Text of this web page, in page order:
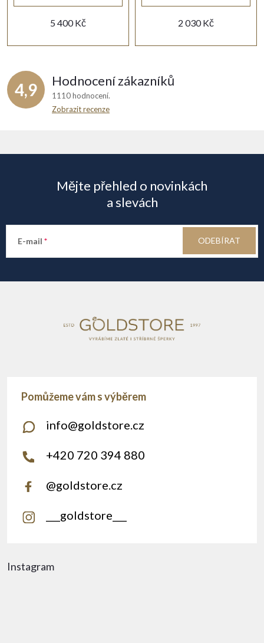
5 400 Kč 2 030 Kč
4,9 Hodnocení zákazníků
1110 hodnocení
Zobrazit recenze
a
t
Mějte přehled o novinkách
a slevách
E-mail ODEBÍRAT
Instagram
info@goldstore.cz
+420 720 394 880
@goldstore.cz
___goldstore___